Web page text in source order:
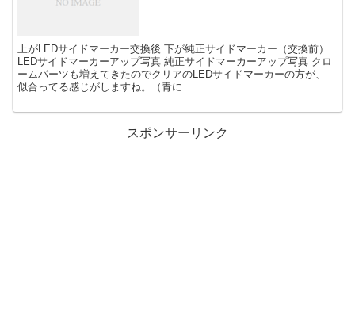
上がLEDサイドマーカー交換後 下が純正サイドマーカー（交換前）
LEDサイドマーカーアップ写真 純正サイドマーカーアップ写真 クロ
ームパーツも増えてきたのでクリアのLEDサイドマーカーの方が、
似合ってる感じがしますね。（青に...
スポンサーリンク